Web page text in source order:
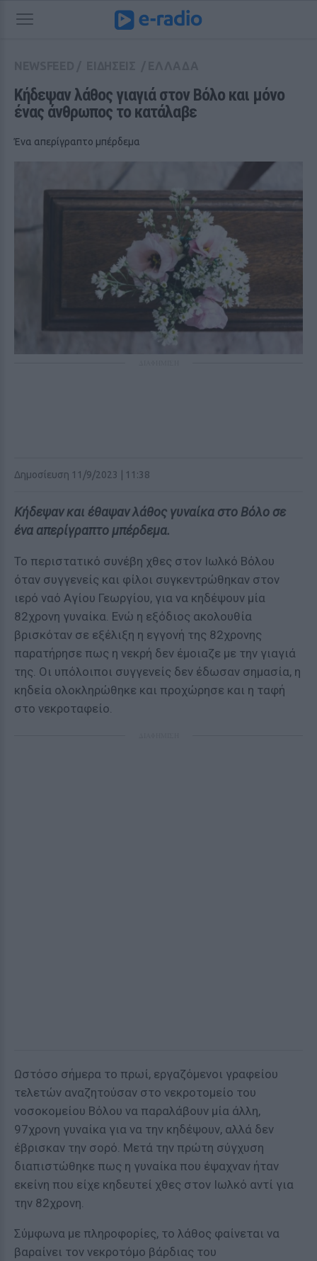
Κήδεψαν λάθος γιαγιά στον Βόλο και μόνο
ένας άνθρωπος το κατάλαβε
Ένα απερίγραπτο μπέρδεμα
Δημοσίευση 11/9/2023 | 11:38
Κήδεψαν και έθαψαν λάθος γυναίκα στο Βόλο σε
ένα απερίγραπτο μπέρδεμα.
Το περιστατικό συνέβη χθες στον Ιωλκό Βόλου
όταν συγγενείς και φίλοι συγκεντρώθηκαν στον
ιερό ναό Αγίου Γεωργίου, για να κηδέψουν μία
82χρονη γυναίκα. Ενώ η εξόδιος ακολουθία
βρισκόταν σε εξέλιξη η εγγονή της 82χρονης
παρατήρησε πως η νεκρή δεν έμοιαζε με την γιαγιά
της. Οι υπόλοιποι συγγενείς δεν έδωσαν σημασία, η
κηδεία ολοκληρώθηκε και προχώρησε και η ταφή
στο νεκροταφείο.
Ωστόσο σήμερα το πρωί, εργαζόμενοι γραφείου
τελετών αναζητούσαν στο νεκροτομείο του
νοσοκομείου Βόλου να παραλάβουν μία άλλη,
97χρονη γυναίκα για να την κηδέψουν, αλλά δεν
έβρισκαν την σορό. Μετά την πρώτη σύγχυση
διαπιστώθηκε πως η γυναίκα που έψαχναν ήταν
εκείνη που είχε κηδευτεί χθες στον Ιωλκό αντί για
την 82χρονη.
Σύμφωνα με πληροφορίες, το λάθος φαίνεται να
βαραίνει τον νεκροτόμο βάρδιας του